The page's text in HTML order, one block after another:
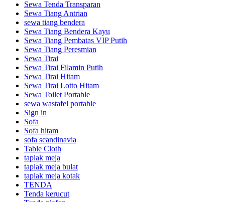
Sewa Tenda Transparan
Sewa Tiang Antrian
sewa tiang bendera
Sewa Tiang Bendera Kayu
Sewa Tiang Pembatas VIP Putih
Sewa Tiang Peresmian
Sewa Tirai
Sewa Tirai Filamin Putih
Sewa Tirai Hitam
Sewa Tirai Lotto Hitam
Sewa Toilet Portable
sewa wastafel portable
Sign in
Sofa
Sofa hitam
sofa scandinavia
Table Cloth
taplak meja
taplak meja bulat
taplak meja kotak
TENDA
Tenda kerucut